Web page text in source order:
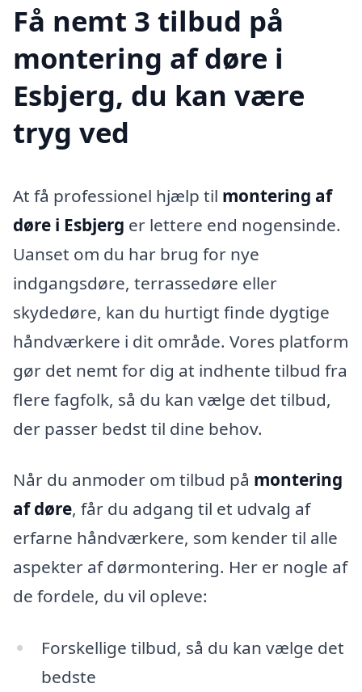
Få nemt 3 tilbud på
montering af døre i
Esbjerg, du kan være
tryg ved
At få professionel hjælp til montering af
døre i Esbjerg er lettere end nogensinde.
Uanset om du har brug for nye
indgangsdøre, terrassedøre eller
skydedøre, kan du hurtigt finde dygtige
håndværkere i dit område. Vores platform
gør det nemt for dig at indhente tilbud fra
flere fagfolk, så du kan vælge det tilbud,
der passer bedst til dine behov.
Når du anmoder om tilbud på montering
af døre, får du adgang til et udvalg af
erfarne håndværkere, som kender til alle
aspekter af dørmontering. Her er nogle af
de fordele, du vil opleve:
Forskellige tilbud, så du kan vælge det
bedste